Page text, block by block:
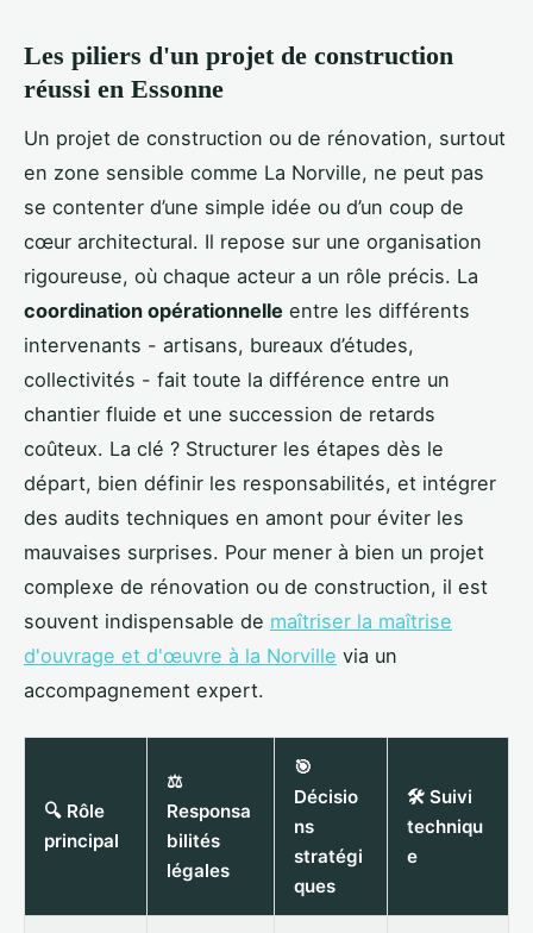
Les piliers d'un projet de construction
réussi en Essonne
Un projet de construction ou de rénovation, surtout
en zone sensible comme La Norville, ne peut pas
se contenter d’une simple idée ou d’un coup de
cœur architectural. Il repose sur une organisation
rigoureuse, où chaque acteur a un rôle précis. La
coordination opérationnelle entre les différents
intervenants - artisans, bureaux d’études,
collectivités - fait toute la différence entre un
chantier fluide et une succession de retards
coûteux. La clé ? Structurer les étapes dès le
départ, bien définir les responsabilités, et intégrer
des audits techniques en amont pour éviter les
mauvaises surprises. Pour mener à bien un projet
complexe de rénovation ou de construction, il est
souvent indispensable de maîtriser la maîtrise
d'ouvrage et d'œuvre à la Norville via un
accompagnement expert.
🔍 Rôle
principal
⚖️
Responsa
bilités
légales
🎯
Décisio
ns
stratégi
ques
🛠️ Suivi
techniqu
e